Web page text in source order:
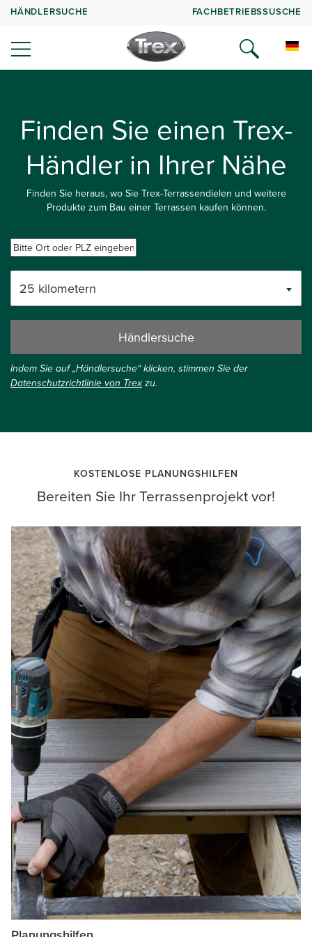
HÄNDLERSUCHE FACHBETRIEBSSUSCHE
Finden Sie einen Trex-
Händler in Ihrer Nähe
Finden Sie heraus, wo Sie Trex-Terrassendielen und weitere
Produkte zum Bau einer Terrassen kaufen können.
25 kilometern
Händlersuche
Indem Sie auf „Händlersuche“ klicken, stimmen Sie der
Datenschutzrichtlinie von Trexzu.
KOSTENLOSE PLANUNGSHILFEN
Bereiten Sie Ihr Terrassenprojekt vor!